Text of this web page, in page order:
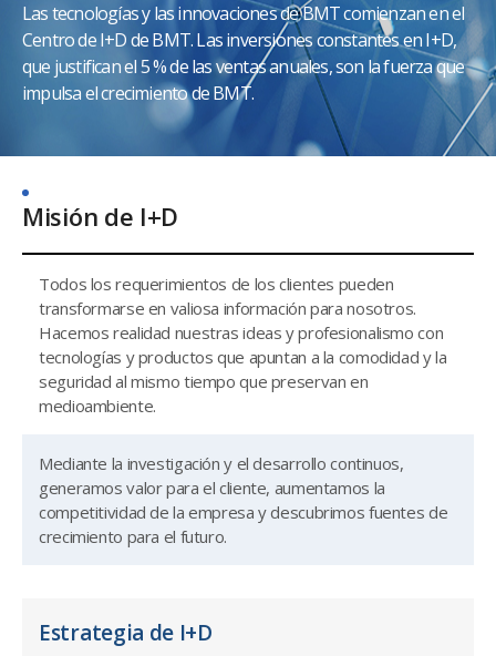
Las tecnologías y las innovaciones de BMT comienzan en el
Centro de I+D de BMT. Las inversiones constantes en I+D,
que justifican el 5 % de las ventas anuales, son la fuerza que
impulsa el crecimiento de BMT.
Misión de I+D
Todos los requerimientos de los clientes pueden
transformarse en valiosa información para nosotros.
Hacemos realidad nuestras ideas y profesionalismo con
tecnologías y productos que apuntan a la comodidad y la
seguridad al mismo tiempo que preservan en
medioambiente.
Mediante la investigación y el desarrollo continuos,
generamos valor para el cliente, aumentamos la
competitividad de la empresa y descubrimos fuentes de
crecimiento para el futuro.
Estrategia de I+D